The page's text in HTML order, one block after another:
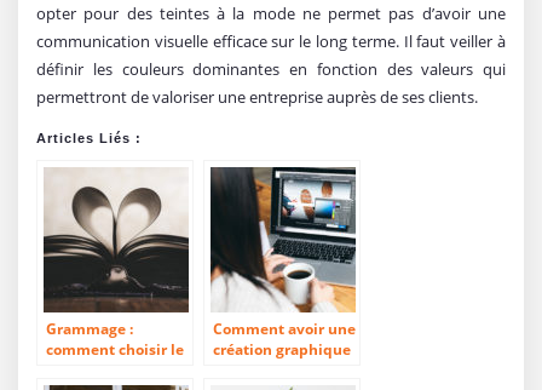
opter pour des teintes à la mode ne permet pas d’avoir une
communication visuelle efficace sur le long terme. Il faut veiller à
définir les couleurs dominantes en fonction des valeurs qui
permettront de valoriser une entreprise auprès de ses clients.
Articles Liés :
Grammage :
comment choisir le
Comment avoir une
création graphique